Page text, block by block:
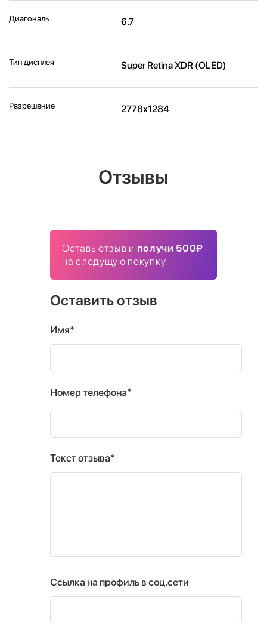
Диагональ 6.7
Тип дисплея Super Retina XDR (OLED)
Разрешение 2778x1284
Отзывы
Оставь отзыв и получи 500₽
на следущую покупку
Оставить отзыв
Имя*
Номер телефона*
Текст отзыва*
Ссылка на профиль в соц.сети